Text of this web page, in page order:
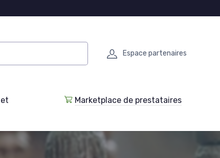
Espace partenaires
Marketplace de prestataires